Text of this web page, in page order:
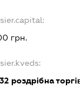
грн.
роздрібна